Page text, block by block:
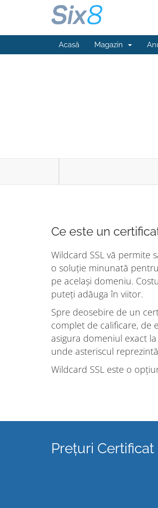
Acasă Magazin
Ce este un
Wildcard SSL vă permite
o soluție minunată
pe același domeniu.
puteți adăuga în viitor.
Spre deosebire de un
complet de calificare, de
asigura domeniul exact
unde asteriscul
Wildcard SSL este o
Prețuri Certificat